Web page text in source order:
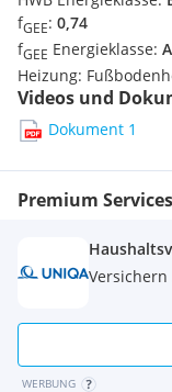
Bitte geben Sie uns
Namen, sowie Ihre
um Verständnis,
Angaben bearbeiten
dem zu
wirtschaftliches
fGEE: 0,74
fGEE Energieklasse: A
Heizung:
Videos und
Dokument 1
Premium Services
WERBUNG